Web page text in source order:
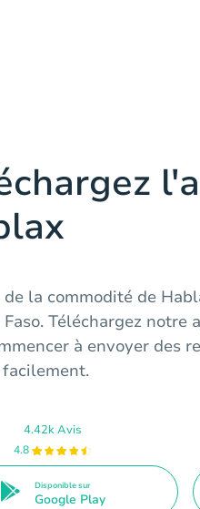
la commodité de
Téléchargez
à envoyer des
4.42k Avis
4.8
Disponible sur
Google Play